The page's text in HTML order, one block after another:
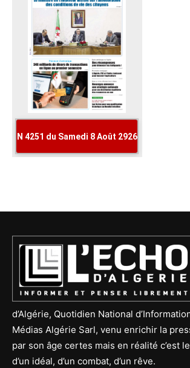
d’Algérie, Quotidien National
Médias Algérie Sarl, venu enrichir la
par son âge certes mais en réalité c’est
d’un idéal, d’un combat, d’un rêve.